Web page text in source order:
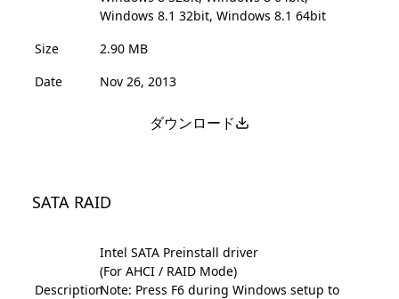
Windows 8.1 32bit, Windows 8.1 64bit
Size
2.90 MB
Date
Nov 26, 2013
ダウンロード
SATA RAID
Description
Intel SATA Preinstall driver
(For AHCI / RAID Mode)
Note: Press F6 during Windows setup to